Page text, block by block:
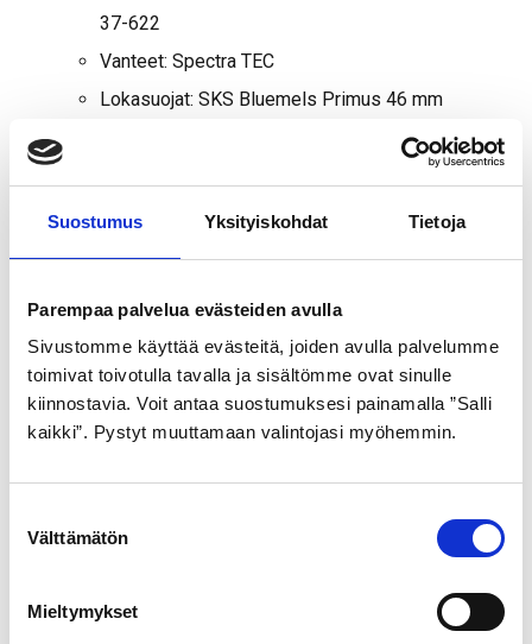
Suostumus Yksityiskohdat Tietoja
Parempaa palvelua evästeiden avulla
Sivustomme käyttää evästeitä, joiden avulla palvelumme
toimivat toivotulla tavalla ja sisältömme ovat sinulle
kiinnostavia. Voit antaa suostumuksesi painamalla ”Salli
kaikki”. Pystyt muuttamaan valintojasi myöhemmin.
Välttämätön
Mieltymykset
37-622
Vanteet: Spectra TEC
Lokasuojat: SKS Bluemels Primus 46 mm
säädettävä 90–150°, pituus 105 mm
Ohjaustanko: TEC Risebar alumiini 640 mm
Vakuutus: Solid varkausvakuutus
Kädensijat: Spectra lukittavat ergonomiset
Takapakka: Shimano® Cues-9®, 11–36T